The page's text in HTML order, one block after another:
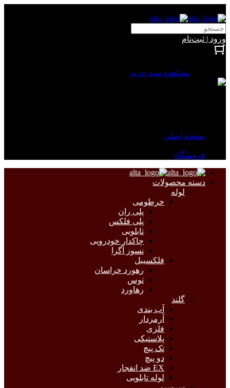
ورود | ثبت‌نام
مشاهده سبد خرید
صفحه اصلی
فروشگاه
دسته محصولات
لوله
خرطومی
پلی ران
پلی فلکس
تابلویی
چاکدار خودرویی
نسوز آگرا
فلکسیبل
رهورد خراسان
توس
رهاورد
گلند
آب بندی
آرمردار
فلزی
پلاستیکی
تک پیچ
دو پیچ
EX ضد انفجار
لوله تابلویی